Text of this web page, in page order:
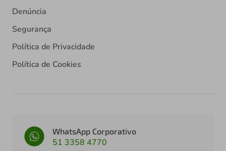
Denúncia
Segurança
Política de Privacidade
Política de Cookies
WhatsApp Corporativo
51 3358 4770